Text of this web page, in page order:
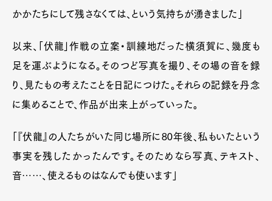
かかたちにして残さなくては、という気持ちが湧きました」
以来、「伏龍」作戦の立案・訓練地だった横須賀に、幾度も
足を運ぶようになる。そのつど写真を撮り、その場の音を録
り、見たもの考えたことを日記につけた。それらの記録を丹念
に集めることで、作品が出来上がっていった。
「『伏龍』の人たちがいた同じ場所に80年後、私もいたという
事実を残したかったんです。そのためなら写真、テキスト、
音……、使えるものはなんでも使います」